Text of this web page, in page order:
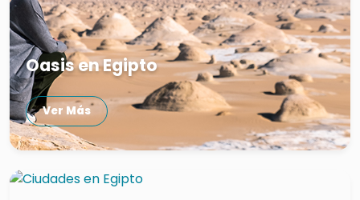
Oasis en Egipto
Ver Más